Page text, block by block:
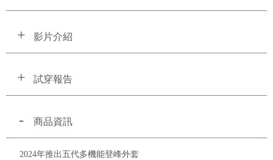
影片介紹
試穿報告
商品資訊
2024年推出五代多機能登峰外套